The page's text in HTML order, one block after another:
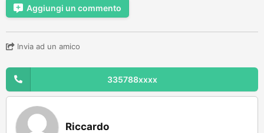
Aggiungi un commento
Invia ad un amico
335788xxxx
Riccardo